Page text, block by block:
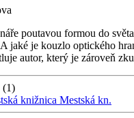
poutavou formou do
jaké je kouzlo optického
autor, který je zároveň
(1)
knižnica Mestská kn.